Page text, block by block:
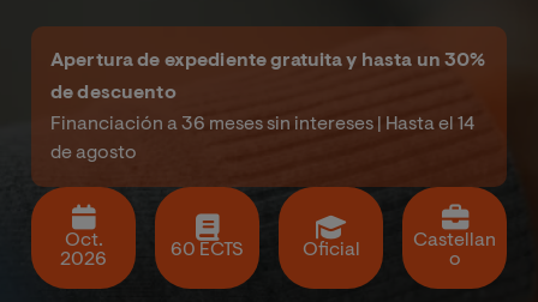
Oct.
2026
60 ECTS Oficial
Castellan
o
Apertura de expediente gratuita y hasta un 30%
de descuento
Financiación a 36 meses sin intereses | Hasta el 14
de agosto